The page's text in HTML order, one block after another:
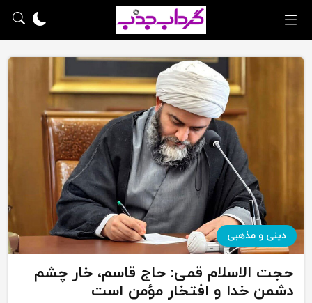
دینی و مذهبی
حجت الاسلام قمی: حاج قاسم، خار چشم
دشمن خدا و افتخار مؤمن است